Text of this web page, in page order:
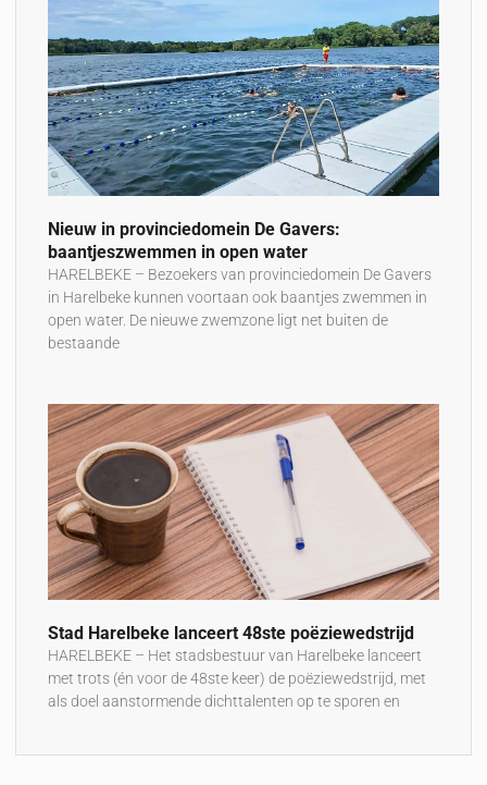
Nieuw in provinciedomein De Gavers:
baantjeszwemmen in open water
HARELBEKE – Bezoekers van provinciedomein De Gavers
in Harelbeke kunnen voortaan ook baantjes zwemmen in
open water. De nieuwe zwemzone ligt net buiten de
bestaande
Stad Harelbeke lanceert 48ste poëziewedstrijd
HARELBEKE – Het stadsbestuur van Harelbeke lanceert
met trots (én voor de 48ste keer) de poëziewedstrijd, met
als doel aanstormende dichttalenten op te sporen en